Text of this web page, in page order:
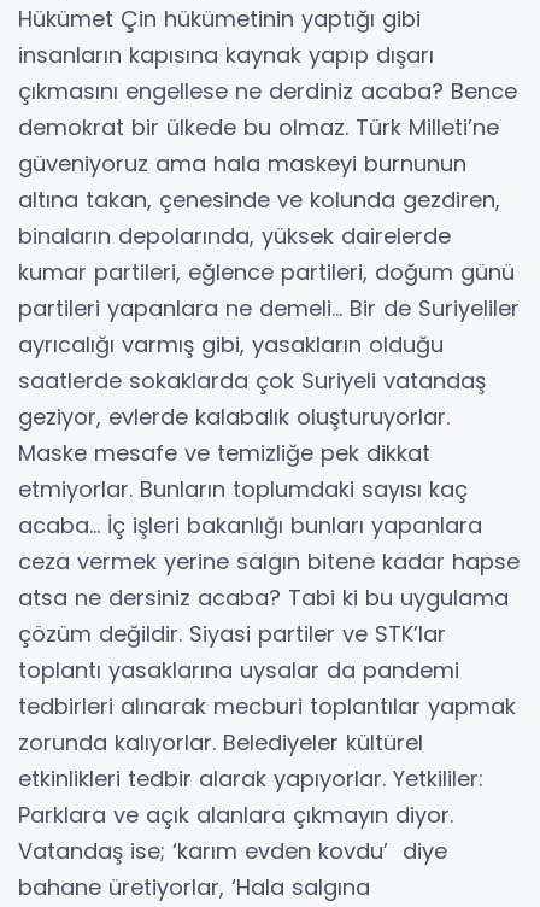
Hükümet Çin hükümetinin yaptığı gibi
insanların kapısına kaynak yapıp dışarı
çıkmasını engellese ne derdiniz acaba? Bence
demokrat bir ülkede bu olmaz. Türk Milleti’ne
güveniyoruz ama hala maskeyi burnunun
altına takan, çenesinde ve kolunda gezdiren,
binaların depolarında, yüksek dairelerde
kumar partileri, eğlence partileri, doğum günü
partileri yapanlara ne demeli… Bir de Suriyeliler
ayrıcalığı varmış gibi, yasakların olduğu
saatlerde sokaklarda çok Suriyeli vatandaş
geziyor, evlerde kalabalık oluşturuyorlar.
Maske mesafe ve temizliğe pek dikkat
etmiyorlar. Bunların toplumdaki sayısı kaç
acaba… İç işleri bakanlığı bunları yapanlara
ceza vermek yerine salgın bitene kadar hapse
atsa ne dersiniz acaba? Tabi ki bu uygulama
çözüm değildir. Siyasi partiler ve STK’lar
toplantı yasaklarına uysalar da pandemi
tedbirleri alınarak mecburi toplantılar yapmak
zorunda kalıyorlar. Belediyeler kültürel
etkinlikleri tedbir alarak yapıyorlar. Yetkililer:
Parklara ve açık alanlara çıkmayın diyor.
Vatandaş ise; ‘karım evden kovdu’ diye
bahane üretiyorlar, ‘Hala salgına